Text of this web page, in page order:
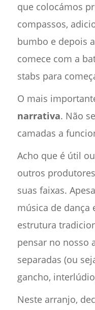
que colocámos
compassos,
bumbo e depois
comece com a
stabs para
O mais
narrativa. Não
camadas a
Acho que é útil
outros
suas faixas.
música de dança
estrutura
pensar no nosso
separadas (ou
gancho,
Neste arranjo,